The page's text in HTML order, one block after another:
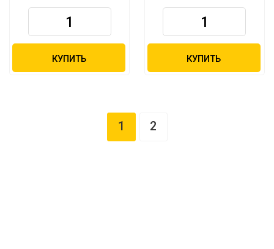
КУПИТЬ КУПИТЬ
1 2